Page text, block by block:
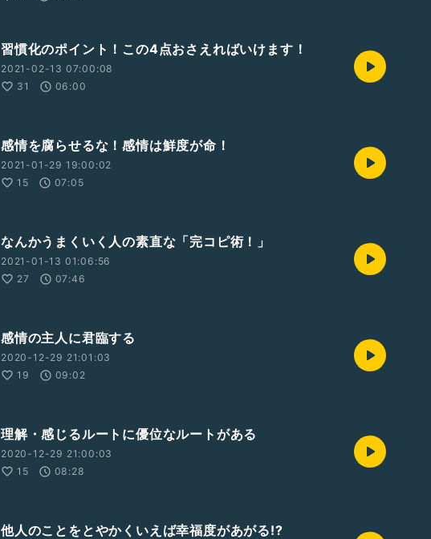
習慣化のポイント！この4点おさえればいけます！
2021-02-13 07:00:08
31
06:00
感情を腐らせるな！感情は鮮度が命！
2021-01-29 19:00:02
15
07:05
なんかうまくいく人の素直な「完コピ術！」
2021-01-13 01:06:56
27
07:46
感情の主人に君臨する
2020-12-29 21:01:03
19
09:02
理解・感じるルートに優位なルートがある
2020-12-29 21:00:03
15
08:28
他人のことをとやかくいえば幸福度があがる!?